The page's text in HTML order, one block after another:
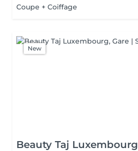
Coupe + Coiffage
New
Beauty Taj Luxembourg